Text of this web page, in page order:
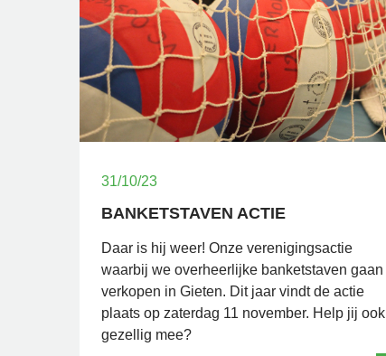
31/10/23
BANKETSTAVEN ACTIE
Daar is hij weer! Onze verenigingsactie
waarbij we overheerlijke banketstaven gaan
verkopen in Gieten. Dit jaar vindt de actie
plaats op zaterdag 11 november. Help jij ook
gezellig mee?